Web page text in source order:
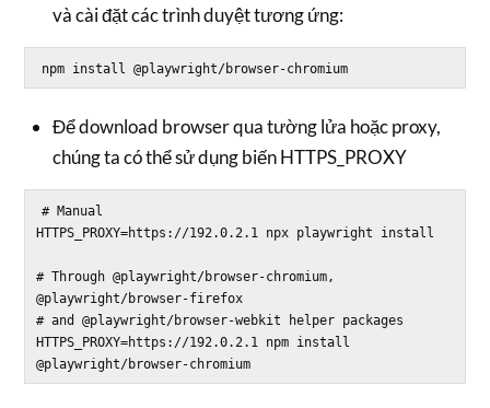
và cài đặt các trình duyệt tương ứng:
Để download browser qua tường lửa hoặc proxy,
chúng ta có thể sử dụng biến HTTPS_PROXY
# Manual
HTTPS_PROXY=https://192.0.2.1 npx playwright install
# Through @playwright/browser-chromium,
@playwright/browser-firefox
# and @playwright/browser-webkit helper packages
HTTPS_PROXY=https://192.0.2.1 npm install